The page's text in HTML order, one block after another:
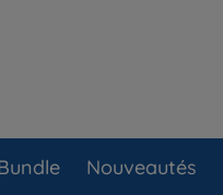
Nouveautés